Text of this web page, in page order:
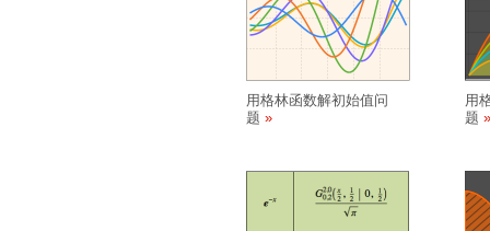
用格林函数解初始值问
题
用
题